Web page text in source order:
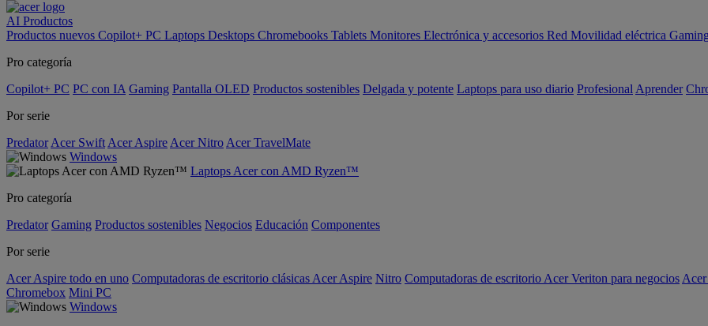
AI Productos
Productos nuevos Copilot+ PC Laptops Desktops Chromebooks Tablets Monitores Electrónica y accesorios Red Movilidad eléctrica
Pro categoría
Copilot+ PC PC con IA Gaming Pantalla OLED Productos sostenibles Delgada y potente Laptops para uso diario Profesional Aprender
Por serie
Predator Acer Swift Acer Aspire Acer Nitro Acer TravelMate
Windows
Laptops Acer con AMD Ryzen™
Pro categoría
Predator Gaming Productos sostenibles Negocios Educación Componentes
Por serie
Acer Aspire todo en uno Computadoras de escritorio clásicas Acer Aspire Nitro Computadoras de escritorio Acer Veriton para negocios
Chromebox Mini PC
Windows